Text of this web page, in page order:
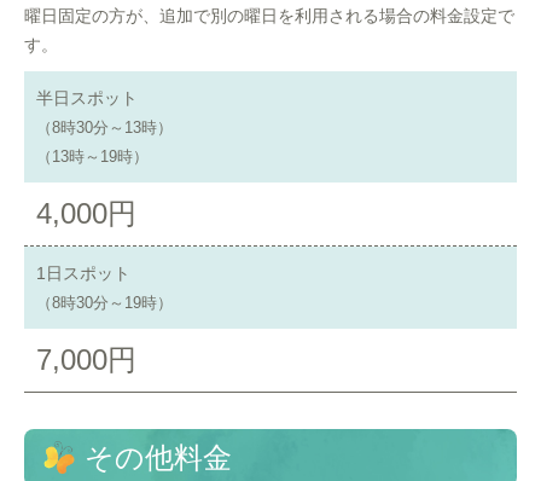
曜日固定の方が、追加で別の曜日を利用される場合の料金設定で
す。
半日スポット
（8時30分～13時）
（13時～19時）
4,000円
1日スポット
（8時30分～19時）
7,000円
その他料金